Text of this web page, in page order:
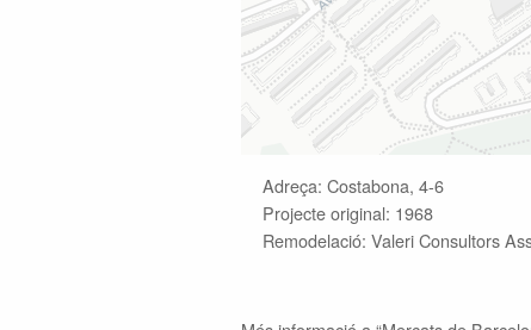
Adreça: Costabona, 4-6
Projecte original: 1968
Remodelació: Valeri Consultors